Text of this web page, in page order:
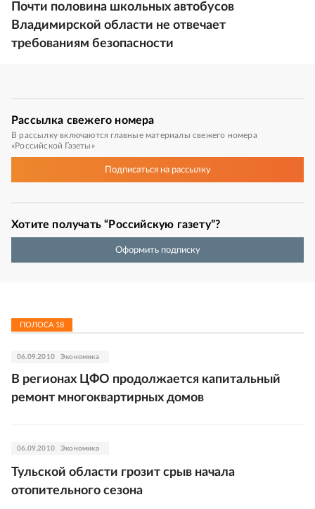
Почти половина школьных автобусов
Владимирской области не отвечает
требованиям безопасности
Рассылка свежего номера
В рассылку включаются главные материалы свежего номера
«Российской Газеты»
Подписатьсяна рассылку
Хотите получать “Российскую газету”?
Оформить подписку
ПОЛОСА 18
06.09.2010 Экономика
В регионах ЦФО продолжается капитальный
ремонт многоквартирных домов
06.09.2010 Экономика
Тульской области грозит срыв начала
отопительного сезона